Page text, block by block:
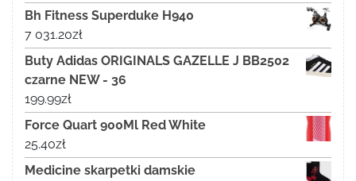
Bh Fitness Superduke H940
7 031.20zł
Buty Adidas ORIGINALS GAZELLE J BB2502
czarne NEW - 36
199.99zł
Force Quart 900Ml Red White
25.40zł
Medicine skarpetki damskie